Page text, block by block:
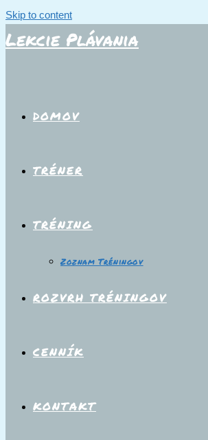
Skip to content
Lekcie Plávania
DOMOV
TRÉNER
TRÉNING
Zoznam Tréningov
ROZVRH TRÉNINGOV
CENNÍK
KONTAKT